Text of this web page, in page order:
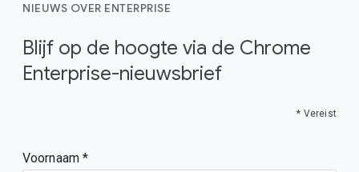
NIEUWS OVER ENTERPRISE
Blijf op de hoogte via de Chrome
Enterprise-nieuwsbrief
* Vereist
Voornaam